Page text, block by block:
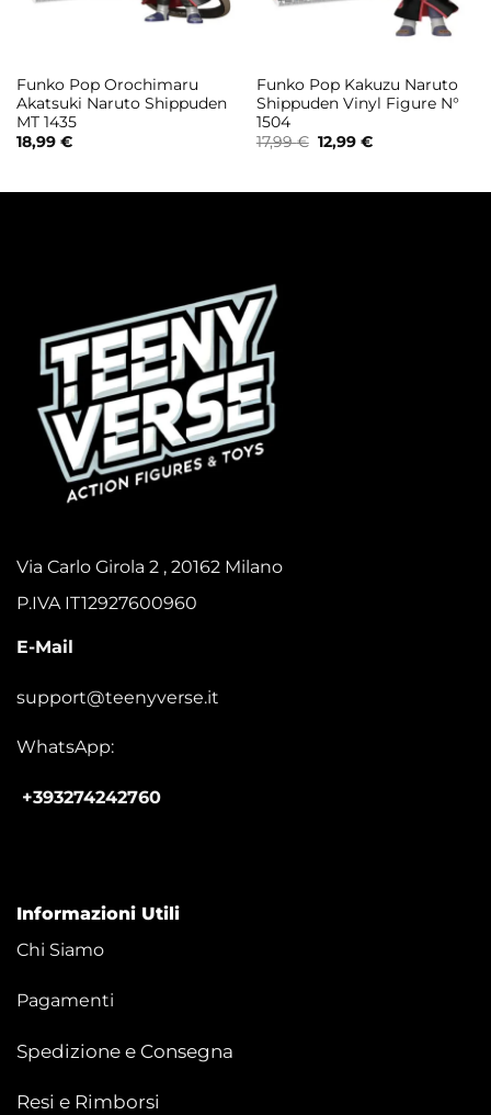
Funko Pop Orochimaru
Akatsuki Naruto Shippuden
MT 1435
18,99 €
Funko Pop Kakuzu Naruto
Shippuden Vinyl Figure N°
1504
17,99€ Il
prezzo
17,99 €.
12,99 €Il
12,99 €.
Via Carlo Girola 2 , 20162 Milano
P.IVA IT12927600960
E-Mail
support@teenyverse.it
WhatsApp:
+393274242760
Informazioni Utili
Chi Siamo
Pagamenti
Spedizione e Consegna
Resi e Rimborsi